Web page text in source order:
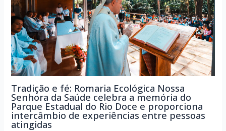
Tradição e fé: Romaria Ecológica Nossa
Senhora da Saúde celebra a memória do
Parque Estadual do Rio Doce e proporciona
intercâmbio de experiências entre pessoas
atingidas